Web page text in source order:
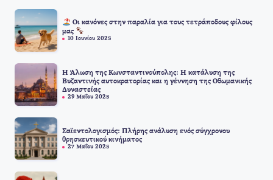
Οι κανόνες στην παραλία για τους τετράποδους φίλους
μας
10 Ιουνίου 2025
Η Άλωση της Κωνσταντινούπολης: Η κατάλυση της
Βυζαντινής αυτοκρατορίας και η γέννηση της Οθωμανικής
Δυναστείας
29 Μαΐου 2025
Σαϊεντολογισμός: Πλήρης ανάλυση ενός σύγχρονου
θρησκευτικού κινήματος
27 Μαΐου 2025